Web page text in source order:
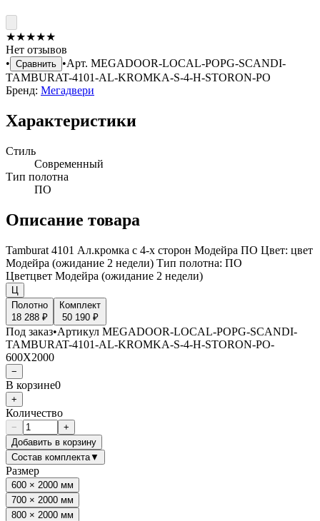
★★★★★
Нет отзывов
• Сравнить •Арт. MEGADOOR-LOCAL-POPG-SCANDI-
TAMBURAT-4101-AL-KROMKA-S-4-H-STORON-PO
Бренд: Мегадвери
Характеристики
Стиль
Современный
Тип полотна
ПО
Описание товара
Tamburat 4101 Ал.кромка с 4-х сторон Модейра ПО Цвет: цвет
Модейра (ожидание 2 недели) Тип полотна: ПО
Цветцвет Модейра (ожидание 2 недели)
Ц
Полотно
18 288 ₽
Комплект
50 190 ₽
Под заказ•Артикул MEGADOOR-LOCAL-POPG-SCANDI-
TAMBURAT-4101-AL-KROMKA-S-4-H-STORON-PO-
600X2000
−
В корзине0
+
Количество
−
+
Добавить в корзину
Состав комплекта▼
Размер
600 × 2000 мм
700 × 2000 мм
800 × 2000 мм